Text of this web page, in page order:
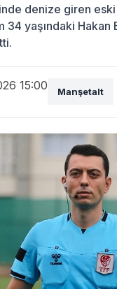
denize giren
34 yaşındaki Hakan
15:00 Manşetalt